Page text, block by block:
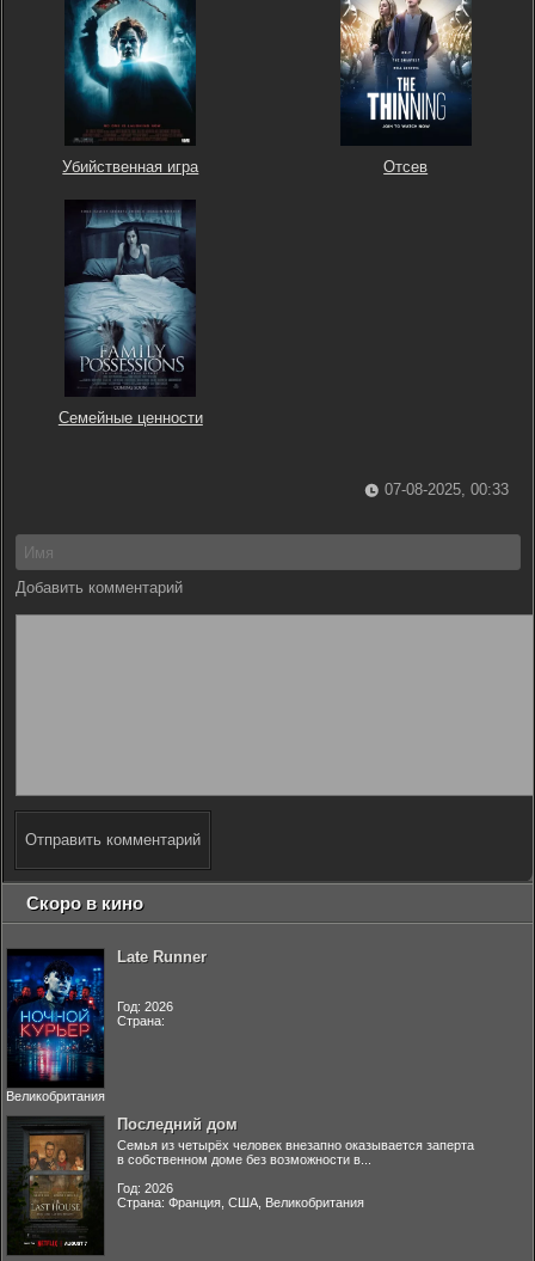
Убийственная игра Отсев
Семейные ценности
07-08-2025, 00:33
Добавить комментарий
Отправить комментарий
Скоро в кино
Late Runner
Год: 2026
Страна:
Великобритания
Последний дом
Семья из четырёх человек внезапно оказывается заперта
в собственном доме без возможности в...
Год: 2026
Страна: Франция, США, Великобритания